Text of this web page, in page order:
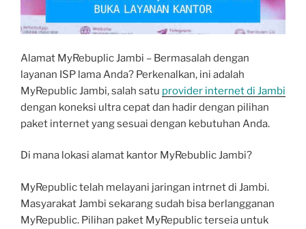
Alamat MyRebuplic Jambi – Bermasalah dengan
layanan ISP lama Anda? Perkenalkan, ini adalah
MyRepublic Jambi, salah satu provider internet di Jambi
dengan koneksi ultra cepat dan hadir dengan pilihan
paket internet yang sesuai dengan kebutuhan Anda.
Di mana lokasi alamat kantor MyRebublic Jambi?
MyRepublic telah melayani jaringan intrnet di Jambi.
Masyarakat Jambi sekarang sudah bisa berlangganan
MyRepublic. Pilihan paket MyRepublic terseia untuk